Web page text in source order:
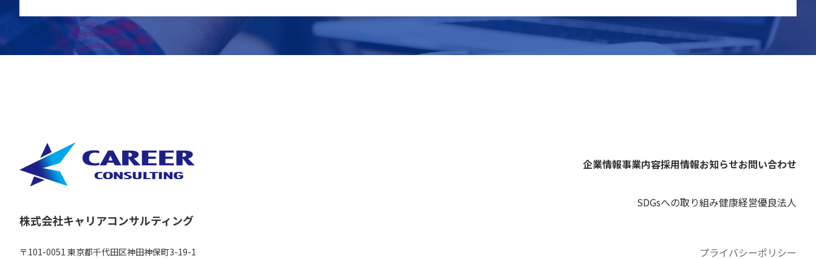
株式会社キャリアコンサルティング
〒101-0051 東京都千代田区神田神保町3-19-1
企業情報事業内容採用情報お知らせお問い合わせ
SDGsへの取り組み健康経営優良法人
プライバシーポリシー